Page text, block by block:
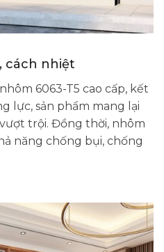
cách nhiệt
6063-T5 cao cấp, kết
lực, sản phẩm mang lại
trội. Đồng thời, nhôm
năng chống bụi, chống